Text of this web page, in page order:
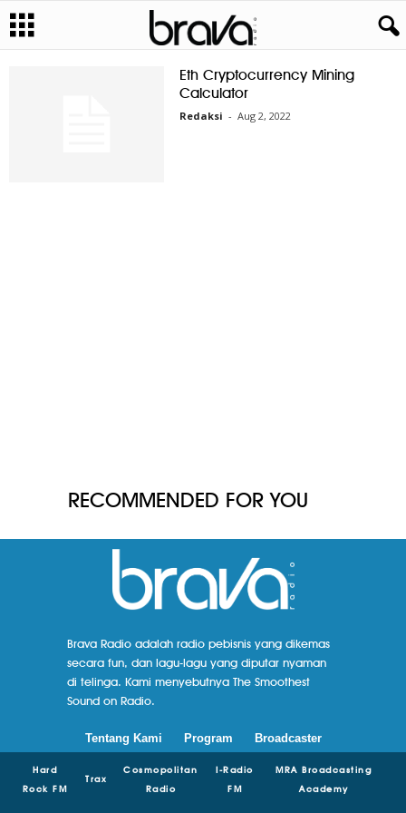
Eth Cryptocurrency Mining
Calculator
Redaksi - Aug 2, 2022
RECOMMENDED FOR YOU
Brava Radio adalah radio pebisnis yang dikemas
secara fun, dan lagu-lagu yang diputar nyaman
di telinga. Kami menyebutnya The Smoothest
Sound on Radio.
Tentang Kami Program Broadcaster
Hard
Rock FM
Trax
Cosmopolitan
Radio
I-Radio
FM
MRA Broadcasting
Academy